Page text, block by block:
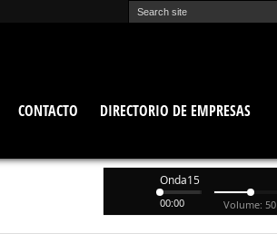
CONTACTO
DIRECTORIO DE EMPRESAS
Onda15
00:00 Volume: 50